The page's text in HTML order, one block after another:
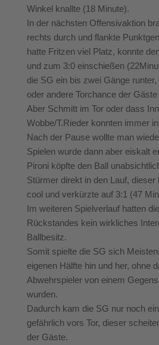
Winkel knallte (18 Minute).
In der nächsten Offensivaktion
rechts durch und flankte
hatte Fritzen viel Platz, konnte
und zum 3:0 einschießen
die SG ein bis zwei Gänge
oder andere Torchance der
Aber Schmitt im Tor oder dass
Wobbe/T.Rieder konnten immer
Nach der Pause wollte man
Spielen wurde dann aber eiskalt
Pironi köpfte den Ball
Stürmer direkt in den Lauf,
cool und verkürzte auf 3:1 (47
Im weiteren Spielverlauf hatten
Rückstandes kein wirkliches
Ballbesitz.
Somit spielte die SG sich
eigenen Hälfte hin und her, ohne
Abwehrspieler von einem
wurden.
Dadurch kam die SG nur noch
gefährlich vors Tor, dieser
der Gäste.